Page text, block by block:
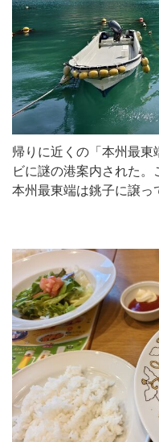
帰りに近くの「本州最東
ビに謎の港案内された。
本州最東端は銚子に譲っ